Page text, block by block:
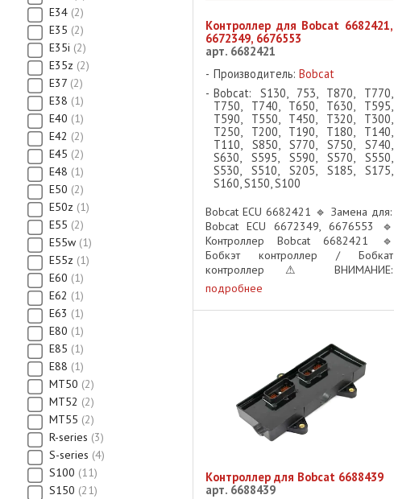
E34 2
E35 2
E35i 2
E35z 2
E37 2
E38 1
E40 1
E42
2
E45 2
E48 1
E50 2
E50z 1
E55 2
E55w 1
E55z 1
E60 1
E62
1
E63
1
E80 1
E85 1
E88 1
MT50 2
MT52
2
MT55 2
R-series 3
S-series 4
S100 11
S150 21
Контроллер для Bobcat 6682421,
6672349, 6676553
арт. 6682421
Производитель: Bobcat
Bobcat: S130, 753, T870, T770,
T750, T740, T650, T630, T595,
T590, T550, T450, T320, T300,
T250, T200, T190, T180, T140,
T110, S850, S770, S750, S740,
S630, S595, S590, S570, S550,
S530, S510, S205, S185, S175,
S160, S150, S100
Bobcat ECU 6682421 🔹 Замена для:
Bobcat ECU 6672349, 6676553 🔹
Контроллер Bobcat 6682421 🔹
Бобкэт контроллер / Бобкат
контроллер ⚠ ВНИМАНИЕ:
Контроллер должен быть
запрограммирован после установки!
📌 Важно: перед установкой данного
подробнее
Контроллер для Bobcat 6688439
арт. 6688439